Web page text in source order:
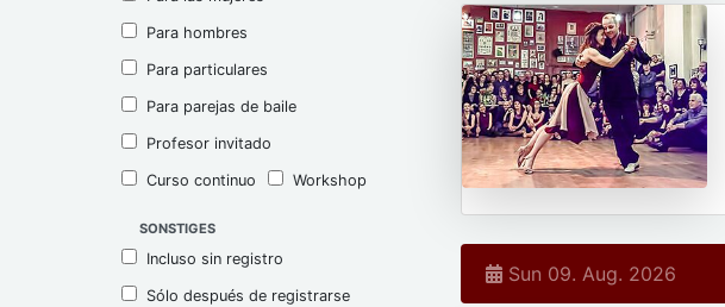
Para hombres
Para particulares
Para parejas de baile
Profesor invitado
Curso continuo Workshop
SONSTIGES
Incluso sin registro
Sólo después de registrarse
Sun 09. Aug. 2026